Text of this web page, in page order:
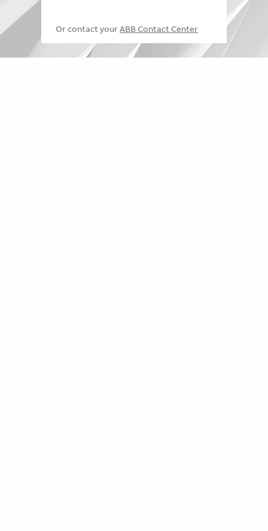
Or contact your ABB Contact Center